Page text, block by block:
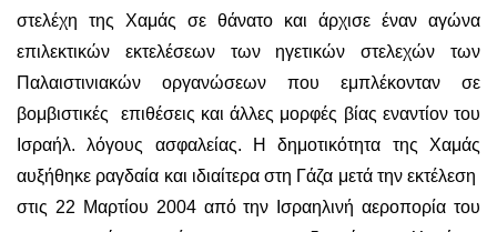
στελέχη της Χαμάς σε θάνατο και άρχισε έναν αγώνα
επιλεκτικών εκτελέσεων των ηγετικών στελεχών των
Παλαιστινιακών οργανώσεων που εμπλέκονταν σε
βομβιστικές επιθέσεις και άλλες μορφές βίας εναντίον του
Ισραήλ. λόγους ασφαλείας. Η δημοτικότητα της Χαμάς
αυξήθηκε ραγδαία και ιδιαίτερα στη Γάζα μετά την εκτέλεση
στις 22 Μαρτίου 2004 από την Ισραηλινή αεροπορία του